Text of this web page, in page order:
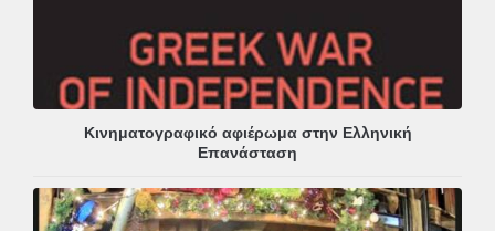
Κινηματογραφικό αφιέρωμα στην Ελληνική
Επανάσταση